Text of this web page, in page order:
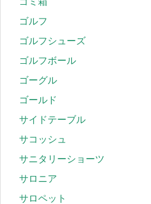
ゴルフ
ゴルフシューズ
ゴルフボール
ゴーグル
ゴールド
サイドテーブル
サコッシュ
サニタリーショーツ
サロニア
サロペット